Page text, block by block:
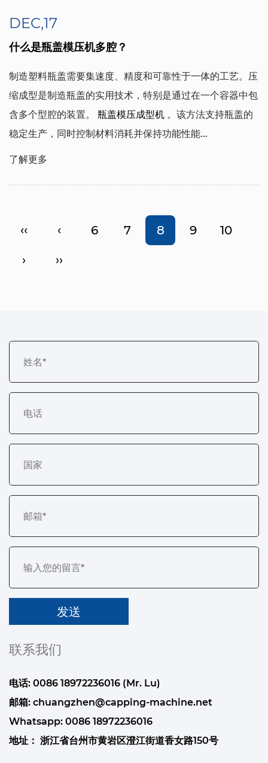
DEC,17
什么是瓶盖模压机多腔？
制造塑料瓶盖需要集速度、精度和可靠性于一体的工艺。压
缩成型是制造瓶盖的实用技术，特别是通过在一个容器中包
含多个型腔的装置。 瓶盖模压成型机 。该方法支持瓶盖的
稳定生产，同时控制材料消耗并保持功能性能...
了解更多
‹‹ ‹ 6 7 8 9 10
› ››
联系我们
电话: 0086 18972236016 (Mr. Lu)
邮箱: chuangzhen@capping-machine.net
Whatsapp: 0086 18972236016
地址： 浙江省台州市黄岩区澄江街道香女路150号